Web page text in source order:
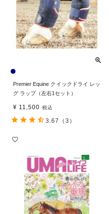
Premier Equine クイックドライ レッ
グ ラップ（左右1セット）
¥ 11,500 税込
3.67 （3）